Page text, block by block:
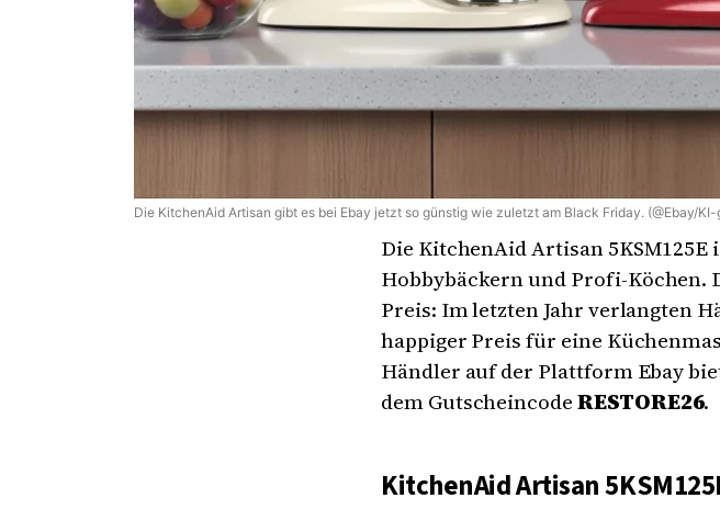
Die KitchenAid Artisan gibt es bei Ebay jetzt so günstig wie zuletzt am Black Friday. (@Ebay/KI-
Die KitchenAid Artisan
Hobbybäckern und Profi-Köchen.
Preis: Im letzten Jahr verlangten
happiger Preis für eine
Händler auf der Plattform Ebay
dem GutscheincodeRESTORE26.
KitchenAid Artisan